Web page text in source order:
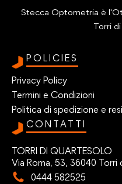
Stecca Optometria è
Torri
POLICIES
Privacy Policy
Termini e Condizioni
Politica di spedizione e resi
CONTATTI
TORRI DI QUARTESOLO
Via Roma, 53, 36040
0444 582525